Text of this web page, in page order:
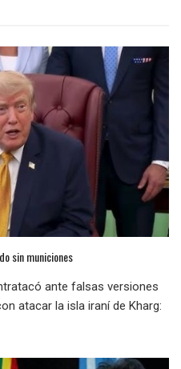
sin municiones
ante falsas versiones
atacar la isla iraní de Kharg: